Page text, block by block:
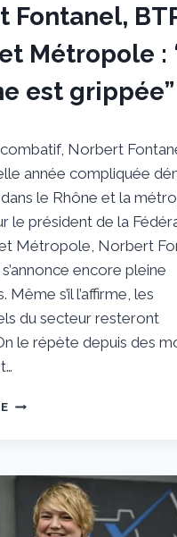
Fontanel,
Métropole :
est grippée”
Norbert
année compliquée
le Rhône et la
le président de la
Métropole, Norbert
s’annonce encore pleine
Même s’il l’affirme, les
du secteur resteront
le répète depuis des
NORBERT
ET
MÉTROPOLE